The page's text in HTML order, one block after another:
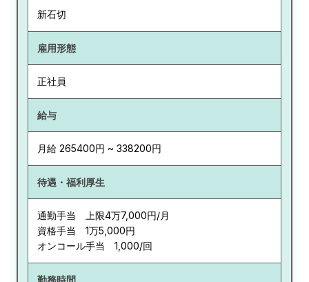
新石切
雇用形態
正社員
給与
月給 265400円 ~ 338200円
待遇・福利厚生
通勤手当 上限4万7,000円/月
資格手当 1万5,000円
オンコール手当 1,000/回
勤務時間